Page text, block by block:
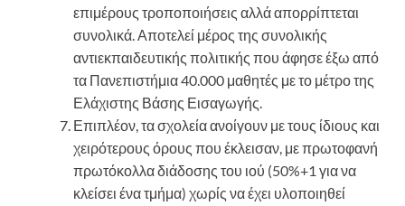
επιμέρους τροποποιήσεις αλλά απορρίπτεται
συνολικά. Αποτελεί μέρος της συνολικής
αντιεκπαιδευτικής πολιτικής που άφησε έξω από
τα Πανεπιστήμια 40.000 μαθητές με το μέτρο της
Ελάχιστης Βάσης Εισαγωγής.
Επιπλέον, τα σχολεία ανοίγουν με τους ίδιους και
χειρότερους όρους που έκλεισαν, με πρωτοφανή
πρωτόκολλα διάδοσης του ιού (50%+1 για να
κλείσει ένα τμήμα) χωρίς να έχει υλοποιηθεί